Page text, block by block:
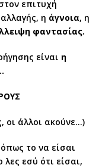
επιτυχή
η άγνοια, η
φαντασίας.
είναι η
οι άλλοι ακούνε…)
το να είσαι
εσύ ότι είσαι,